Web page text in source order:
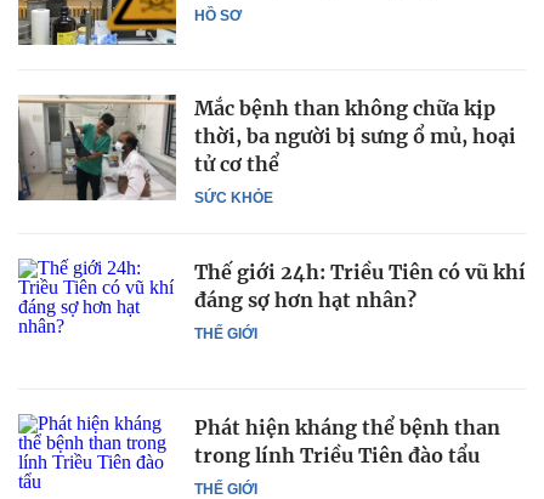
HỒ SƠ
SỨC KHỎE
Mắc bệnh than không chữa kịp
thời, ba người bị sưng ổ mủ, hoại
tử cơ thể
THẾ GIỚI
Thế giới 24h: Triều Tiên có vũ khí
đáng sợ hơn hạt nhân?
THẾ GIỚI
Phát hiện kháng thể bệnh than
trong lính Triều Tiên đào tẩu